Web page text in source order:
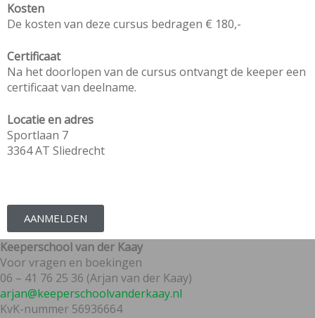
Kosten
De kosten van deze cursus bedragen € 180,-
Certificaat
Na het doorlopen van de cursus ontvangt de keeper een
certificaat van deelname.
Locatie en adres
Sportlaan 7
3364 AT Sliedrecht
AANMELDEN
Keeperschool van der Kaay
Voor vragen en boekingen
06 – 41 76 25 36 (Arjan van der Kaay)
arjan@keeperschoolvanderkaay.nl
KvK-nummer 56936664